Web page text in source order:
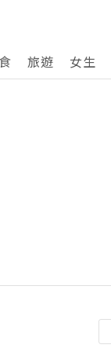
旅遊 女生